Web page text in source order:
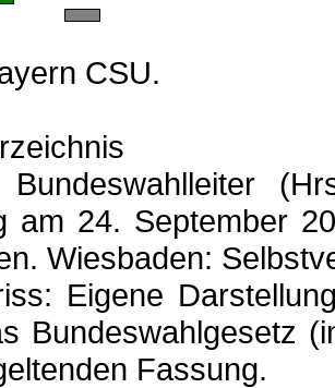
CSU.
Bundeswahlleiter
am 24. September
Wiesbaden:
Eigene
Bundeswahlgesetz
Fassung.